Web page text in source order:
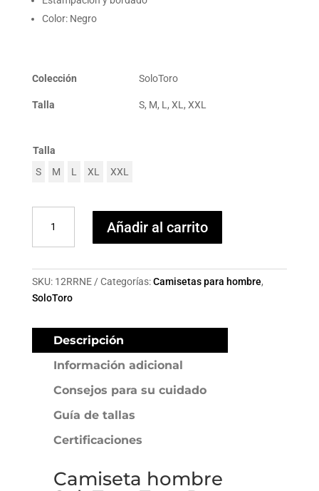
Color: Negro
Colección SoloToro
Talla S, M, L, XL, XXL
Talla
S
M L XL XXL
hombre
SoloToro
Roto
cantidad
Añadir al carrito
SKU: 12RRNE Categorías:Camisetas para hombre,
SoloToro
Descripción
Información adicional
Consejos para su cuidado
Guía de tallas
Certificaciones
Camiseta hombre